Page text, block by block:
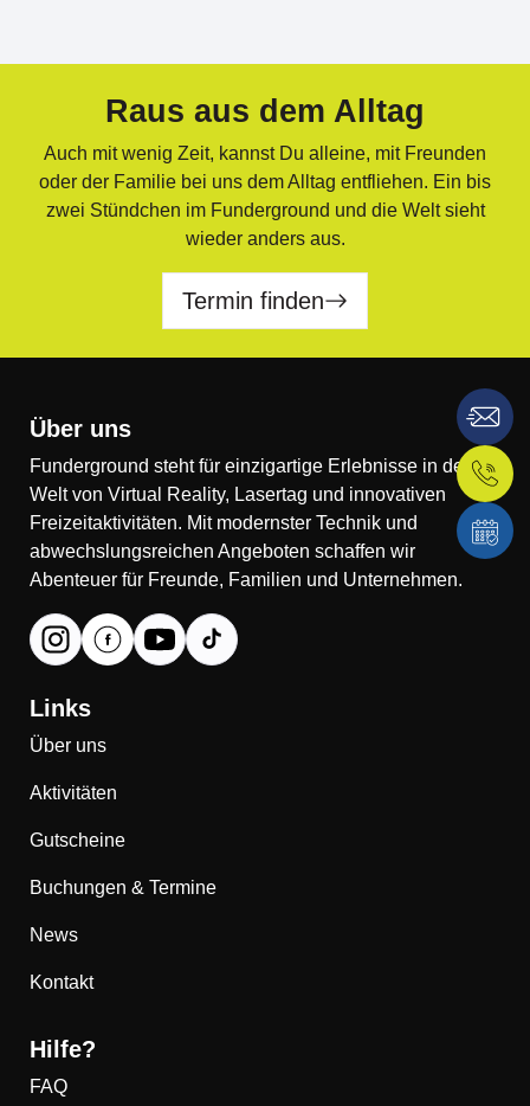
Raus aus dem Alltag
Auch mit wenig Zeit, kannst Du alleine, mit Freunden
oder der Familie bei uns dem Alltag entfliehen. Ein bis
zwei Stündchen im Funderground und die Welt sieht
wieder anders aus.
Termin finden
Über uns
Funderground steht für einzigartige Erlebnisse in der
Welt von Virtual Reality, Lasertag und innovativen
Freizeitaktivitäten. Mit modernster Technik und
abwechslungsreichen Angeboten schaffen wir
Abenteuer für Freunde, Familien und Unternehmen.
Links
Über uns
Aktivitäten
Gutscheine
Buchungen & Termine
News
Kontakt
Hilfe?
FAQ